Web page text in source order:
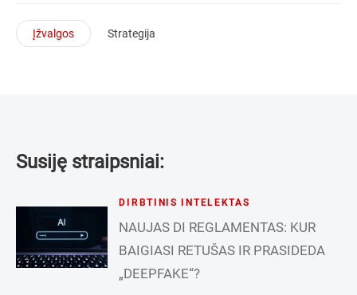
Įžvalgos Strategija
Susiję straipsniai:
DIRBTINIS INTELEKTAS
NAUJAS DI REGLAMENTAS: KUR
BAIGIASI RETUŠAS IR PRASIDEDA
„DEEPFAKE“?